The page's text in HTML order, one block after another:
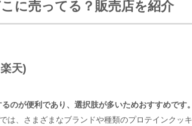
に売ってる？販売店を紹介
天)
のが便利であり、選択肢が多いためおすすめです。
は、さまざまなブランドや種類のプロテインクッキ